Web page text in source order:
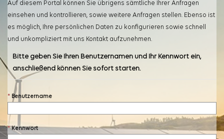
Auf diesem Portal können Sie übrigens sämtliche Ihrer Anfragen
einsehen und kontrollieren, sowie weitere Anfragen stellen. Ebenso ist
es möglich, Ihre persönlichen Daten zu konfigurieren sowie schnell
und unkompliziert mit uns Kontakt aufzunehmen.
Bitte geben Sie Ihren Benutzernamen und Ihr Kennwort ein,
anschließend können Sie sofort starten.
Benutzername
Kennwort